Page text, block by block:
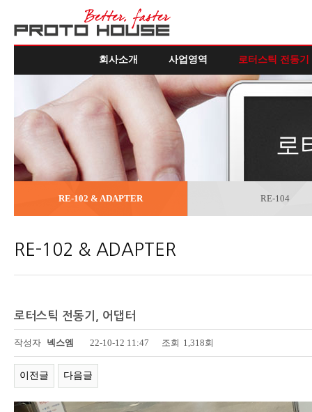
회사소개 사업영역 로터스틱 전동기
로
RE-102 & ADAPTER RE-104
RE-102 & ADAPTER
로터스틱 전동기, 어댑터
페이지 정보
작성자 넥스엠 22-10-12 11:47 조회 1,318회
이전글 다음글